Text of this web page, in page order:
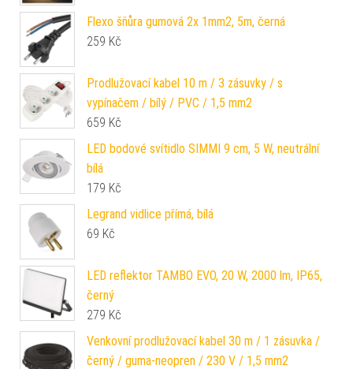
Flexo šňůra gumová 2x 1mm2, 5m, černá
259 Kč
Prodlužovací kabel 10 m / 3 zásuvky / s
vypínačem / bílý / PVC / 1,5 mm2
659 Kč
LED bodové svítidlo SIMMI 9 cm, 5 W, neutrální
bílá
179 Kč
Legrand vidlice přímá, bílá
69 Kč
LED reflektor TAMBO EVO, 20 W, 2000 lm, IP65,
černý
279 Kč
Venkovní prodlužovací kabel 30 m / 1 zásuvka /
černý / guma-neopren / 230 V / 1,5 mm2